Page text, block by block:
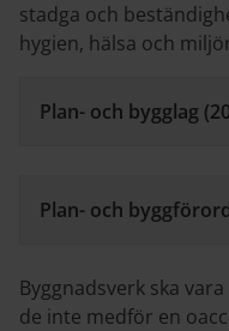
stadga och
hygien, hälsa och
Plan- och bygglag
Plan- och
Byggnadsverk ska
de inte medför en